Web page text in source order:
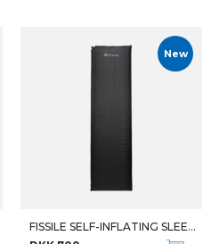
New
FISSILE SELF-INFLATING SLEEPIN